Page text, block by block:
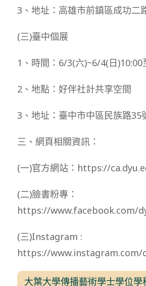
3、地址：高雄市前鎮區成功二
(三)臺中個展
1、時間：6/3(六)~6/4(日)10:00
2、地點：好伴社計共享空間
3、地址：臺中市中區民族路35
三、網頁相關資訊：
(一)官方網站：https://
(二)臉書粉專：
https://www.facebook.com/
(三)Instagram :
https://www.instagram.com/
大葉大學傳播藝術學士學位學